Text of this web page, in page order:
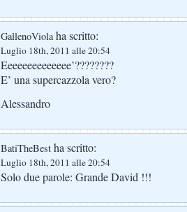
GallenoViolaha scritto:
Luglio 18th, 2011 alle 20:54
Eeeeeeeeeeeeee’????????
E’ una supercazzola vero?
Alessandro
BatiTheBest ha scritto:
Luglio 18th, 2011 alle 20:54
Solo due parole: Grande David !!!